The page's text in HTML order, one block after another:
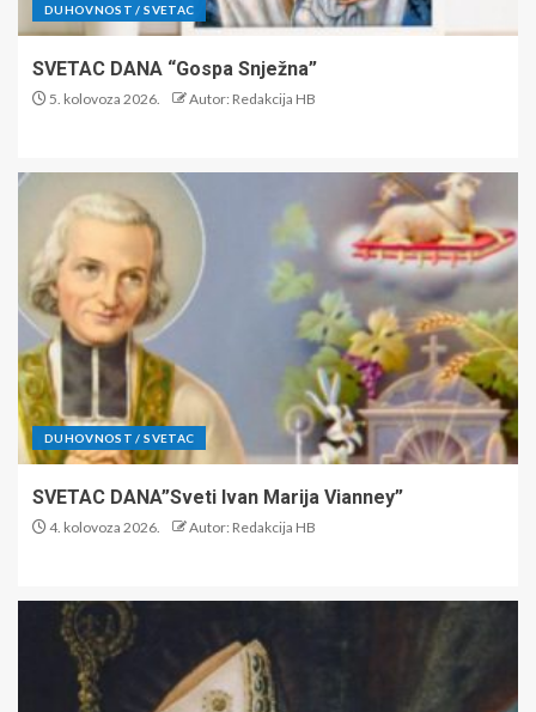
DUHOVNOST / SVETAC
SVETAC DANA “Gospa Snježna”
5. kolovoza 2026. Autor: Redakcija HB
DUHOVNOST / SVETAC
SVETAC DANA”Sveti Ivan Marija Vianney”
4. kolovoza 2026. Autor: Redakcija HB